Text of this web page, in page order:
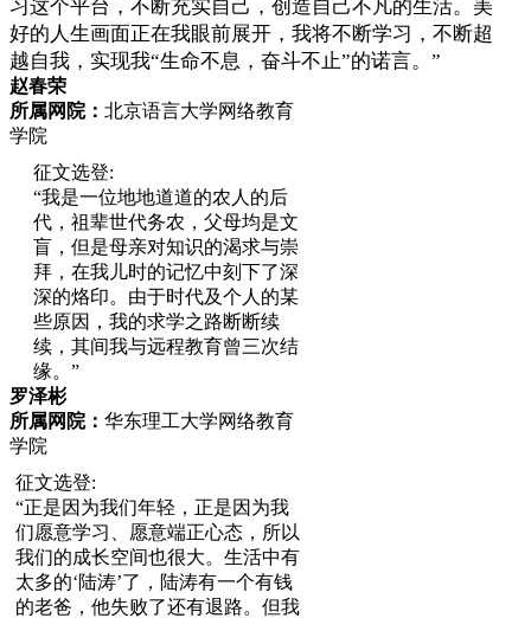
习这个平台，不断充实自己，创造自己不凡的生活。美
好的人生画面正在我眼前展开，我将不断学习，不断超
越自我，实现我“生命不息，奋斗不止”的诺言。”
赵春荣
所属网院： 北京语言大学网络教育
学院
征文选登:
“我是一位地地道道的农人的后
代，祖辈世代务农，父母均是文
盲，但是母亲对知识的渴求与崇
拜，在我儿时的记忆中刻下了深
深的烙印。由于时代及个人的某
些原因，我的求学之路断断续
续，其间我与远程教育曾三次结
缘。”
罗泽彬
所属网院： 华东理工大学网络教育
学院
征文选登:
“正是因为我们年轻，正是因为我
们愿意学习、愿意端正心态，所以
我们的成长空间也很大。生活中有
太多的‘陆涛’了，陆涛有一个有钱
的老爸，他失败了还有退路。但我